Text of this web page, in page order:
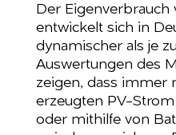
Der Eigenverbrauch
entwickelt sich in
dynamischer als je
Auswertungen des
zeigen, dass immer
erzeugten PV-
oder mithilfe von